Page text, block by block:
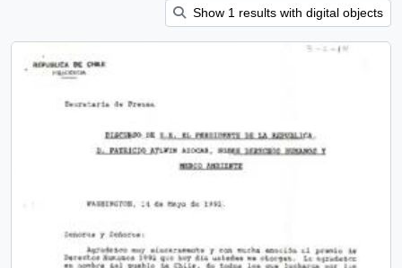
Show 1 results with digital objects